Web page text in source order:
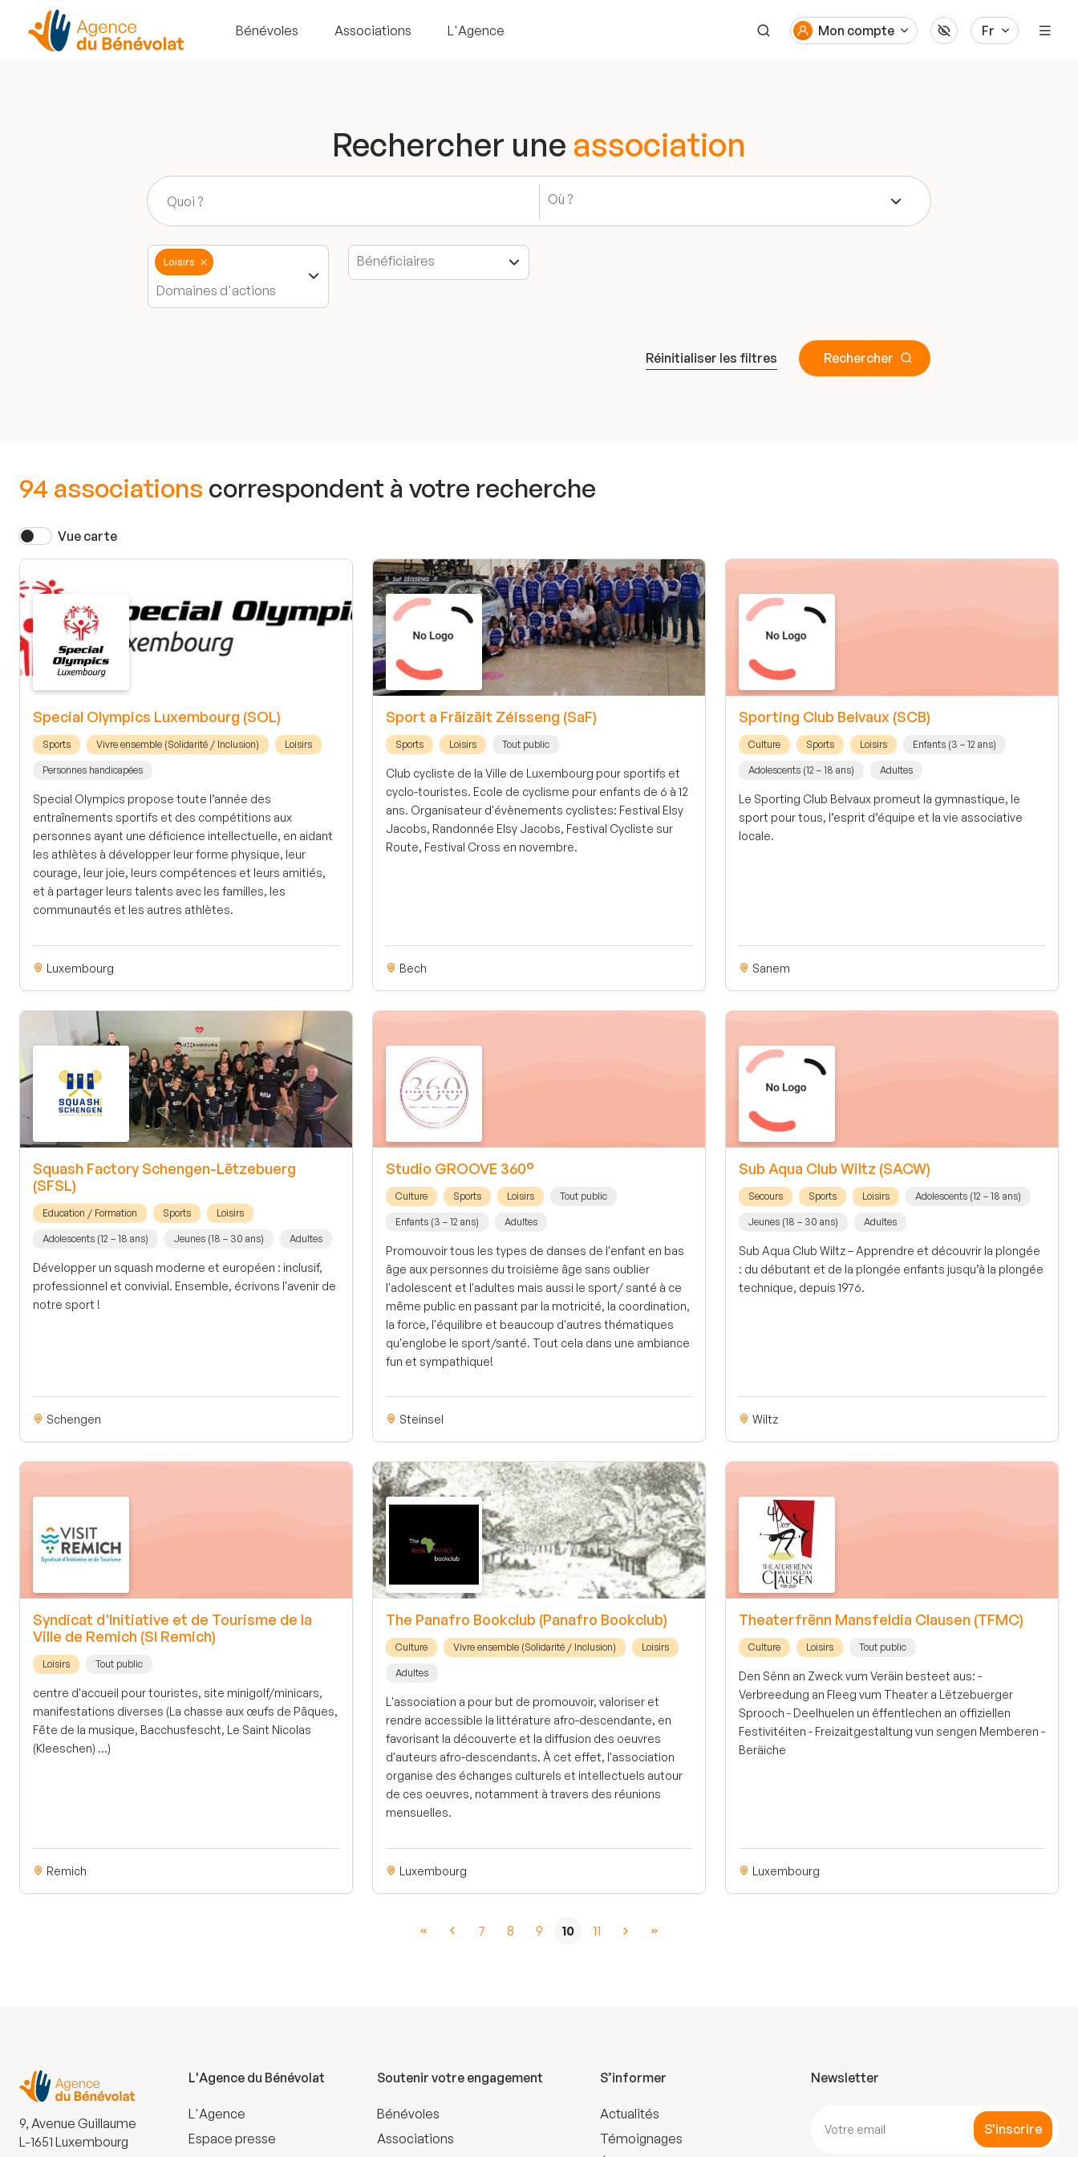
Bénévoles Associations L'Agence Mon compte Fr
Rechercher une association
Loisirs
Réinitialiser les filtres Rechercher
94 associations correspondent à votre recherche
Vue carte
Special Olympics Luxembourg (SOL)
Sports Vivre ensemble (Solidarité / Inclusion) Loisirs
Personnes handicapées
Special Olympics propose toute l’année des
entraînements sportifs et des compétitions aux
personnes ayant une déficience intellectuelle, en aidant
les athlètes à développer leur forme physique, leur
courage, leur joie, leurs compétences et leurs amitiés,
et à partager leurs talents avec les familles, les
communautés et les autres athlètes.
Luxembourg
Sport a Fräizäit Zéisseng (SaF)
Sports Loisirs Tout public
Club cycliste de la Ville de Luxembourg pour sportifs et
cyclo-touristes. Ecole de cyclisme pour enfants de 6 à 12
ans. Organisateur d'évènements cyclistes: Festival Elsy
Jacobs, Randonnée Elsy Jacobs, Festival Cycliste sur
Route, Festival Cross en novembre.
Bech
Sporting Club Belvaux (SCB)
Culture Sports Loisirs Enfants (3 – 12 ans)
Adolescents (12 – 18 ans) Adultes
Le Sporting Club Belvaux promeut la gymnastique, le
sport pour tous, l’esprit d’équipe et la vie associative
locale.
Sanem
Squash Factory Schengen-Lëtzebuerg
(SFSL)
Education / Formation Sports Loisirs
Adolescents (12 – 18 ans) Jeunes (18 – 30 ans) Adultes
Développer un squash moderne et européen : inclusif,
professionnel et convivial. Ensemble, écrivons l'avenir de
notre sport !
Schengen
Studio GROOVE 360°
Culture Sports Loisirs Tout public
Enfants (3 – 12 ans) Adultes
Promouvoir tous les types de danses de l'enfant en bas
âge aux personnes du troisième âge sans oublier
l'adolescent et l'adultes mais aussi le sport/ santé à ce
même public en passant par la motricité, la coordination,
la force, l'équilibre et beaucoup d'autres thématiques
qu'englobe le sport/santé. Tout cela dans une ambiance
fun et sympathique!
Steinsel
Sub Aqua Club Wiltz (SACW)
Secours Sports Loisirs Adolescents (12 – 18 ans)
Jeunes (18 – 30 ans) Adultes
Sub Aqua Club Wiltz – Apprendre et découvrir la plongée
: du débutant et de la plongée enfants jusqu’à la plongée
technique, depuis 1976.
Wiltz
Syndicat d'Initiative et de Tourisme de la
Ville de Remich (SI Remich)
Loisirs Tout public
centre d'accueil pour touristes, site minigolf/minicars,
manifestations diverses (La chasse aux œufs de Pâques,
Fête de la musique, Bacchusfescht, Le Saint Nicolas
(Kleeschen) ...)
Remich
The Panafro Bookclub (Panafro Bookclub)
Culture Vivre ensemble (Solidarité / Inclusion) Loisirs
Adultes
L'association a pour but de promouvoir, valoriser et
rendre accessible la littérature afro-descendante, en
favorisant la découverte et la diffusion des oeuvres
d'auteurs afro-descendants. À cet effet, l'association
organise des échanges culturels et intellectuels autour
de ces oeuvres, notamment à travers des réunions
mensuelles.
Luxembourg
Theaterfrënn Mansfeldia Clausen (TFMC)
Culture Loisirs Tout public
Den Sënn an Zweck vum Veräin besteet aus: -
Verbreedung an Fleeg vum Theater a Lëtzebuerger
Sprooch - Deelhuelen un ëffentlechen an offiziellen
Festivitéiten - Freizaitgestaltung vun sengen Memberen -
Beräiche
Luxembourg
7 8 9 10 11
9, Avenue Guillaume
L-1651 Luxembourg
L'Agence du Bénévolat
L'Agence
Espace presse
Soutenir votre engagement
Bénévoles
Associations
S’informer
Actualités
Témoignages
Newsletter
S'inscrire